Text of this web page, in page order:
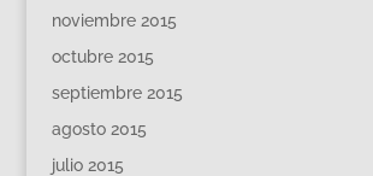
noviembre 2015
octubre 2015
septiembre 2015
agosto 2015
julio 2015